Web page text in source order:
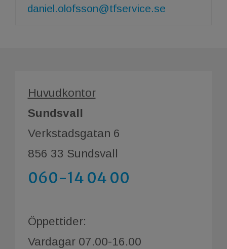
daniel.olofsson@tfservice.se
Huvudkontor
Sundsvall
Verkstadsgatan 6
856 33 Sundsvall
060-14 04 00
Öppettider:
Vardagar 07.00-16.00